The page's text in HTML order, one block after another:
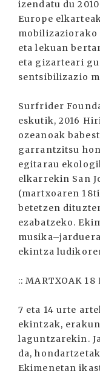
izendatu du
Europe
mobilizaziorako
eta lekuan
eta gizarteari
sentsibilizazio
Surfrider
eskutik, 2016
ozeanoak
garrantzitsu
egitarau
elkarrekin San
(martxoaren
betetzen
ezabatzeko.
ekintza
:: MARTXOAK
7 eta 14 urte
ekintzak,
laguntzarekin.
da,
Ekimenetan